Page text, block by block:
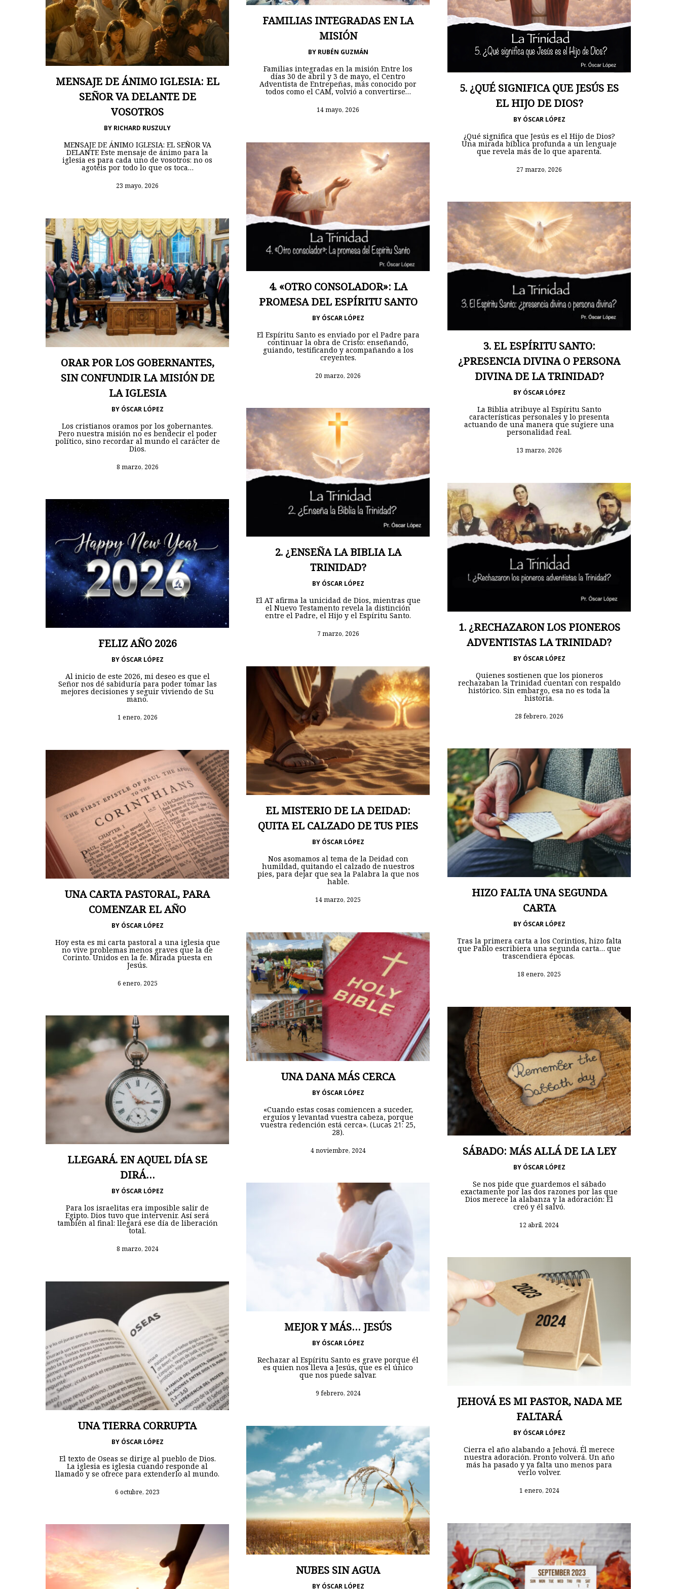
MENSAJE DE ÁNIMO IGLESIA: EL
SEÑOR VA DELANTE DE
VOSOTROS
BY RICHARD RUSZULY
MENSAJE DE ÁNIMO IGLESIA: EL SEÑOR VA
DELANTE Este mensaje de ánimo para la
iglesia es para cada uno de vosotros: no os
agotéis por todo lo que os toca…
23 mayo, 2026
FAMILIAS INTEGRADAS EN LA
MISIÓN
BY RUBÉN GUZMÁN
Familias integradas en la misión Entre los
días 30 de abril y 3 de mayo, el Centro
Adventista de Entrepeñas, más conocido por
todos como el CAM, volvió a convertirse…
14 mayo, 2026
5. ¿QUÉ SIGNIFICA QUE JESÚS ES
EL HIJO DE DIOS?
BY ÓSCAR LÓPEZ
¿Qué significa que Jesús es el Hijo de Dios?
Una mirada bíblica profunda a un lenguaje
que revela más de lo que aparenta.
27 marzo, 2026
4. «OTRO CONSOLADOR»: LA
PROMESA DEL ESPÍRITU SANTO
BY ÓSCAR LÓPEZ
El Espíritu Santo es enviado por el Padre para
continuar la obra de Cristo: enseñando,
guiando, testificando y acompañando a los
creyentes.
20 marzo, 2026
3. EL ESPÍRITU SANTO:
¿PRESENCIA DIVINA O PERSONA
DIVINA DE LA TRINIDAD?
BY ÓSCAR LÓPEZ
La Biblia atribuye al Espíritu Santo
características personales y lo presenta
actuando de una manera que sugiere una
personalidad real.
13 marzo, 2026
ORAR POR LOS GOBERNANTES,
SIN CONFUNDIR LA MISIÓN DE
LA IGLESIA
BY ÓSCAR LÓPEZ
Los cristianos oramos por los gobernantes.
Pero nuestra misión no es bendecir el poder
político, sino recordar al mundo el carácter de
Dios.
8 marzo, 2026
2. ¿ENSEÑA LA BIBLIA LA
TRINIDAD?
BY ÓSCAR LÓPEZ
El AT afirma la unicidad de Dios, mientras que
el Nuevo Testamento revela la distinción
entre el Padre, el Hijo y el Espíritu Santo.
7 marzo, 2026
1. ¿RECHAZARON LOS PIONEROS
ADVENTISTAS LA TRINIDAD?
BY ÓSCAR LÓPEZ
Quienes sostienen que los pioneros
rechazaban la Trinidad cuentan con respaldo
histórico. Sin embargo, esa no es toda la
historia.
28 febrero, 2026
FELIZ AÑO 2026
BY ÓSCAR LÓPEZ
Al inicio de este 2026, mi deseo es que el
Señor nos dé sabiduría para poder tomar las
mejores decisiones y seguir viviendo de Su
mano.
1 enero, 2026
EL MISTERIO DE LA DEIDAD:
QUITA EL CALZADO DE TUS PIES
BY ÓSCAR LÓPEZ
Nos asomamos al tema de la Deidad con
humildad, quitando el calzado de nuestros
pies, para dejar que sea la Palabra la que nos
hable.
14 marzo, 2025
HIZO FALTA UNA SEGUNDA
CARTA
BY ÓSCAR LÓPEZ
Tras la primera carta a los Corintios, hizo falta
que Pablo escribiera una segunda carta… que
trascendiera épocas.
18 enero, 2025
UNA CARTA PASTORAL, PARA
COMENZAR EL AÑO
BY ÓSCAR LÓPEZ
Hoy esta es mi carta pastoral a una iglesia que
no vive problemas menos graves que la de
Corinto. Unidos en la fe. Mirada puesta en
Jesús.
6 enero, 2025
UNA DANA MÁS CERCA
BY ÓSCAR LÓPEZ
«Cuando estas cosas comiencen a suceder,
erguíos y levantad vuestra cabeza, porque
vuestra redención está cerca». (Lucas 21: 25,
28).
4 noviembre, 2024 SÁBADO: MÁS ALLÁ DE LA LEY
BY ÓSCAR LÓPEZ
Se nos pide que guardemos el sábado
exactamente por las dos razones por las que
Dios merece la alabanza y la adoración: Él
creó y él salvó.
12 abril, 2024
LLEGARÁ. EN AQUEL DÍA SE
DIRÁ…
BY ÓSCAR LÓPEZ
Para los israelitas era imposible salir de
Egipto. Dios tuvo que intervenir. Así será
también al final: llegará ese día de liberación
total.
8 marzo, 2024
MEJOR Y MÁS… JESÚS
BY ÓSCAR LÓPEZ
Rechazar al Espíritu Santo es grave porque él
es quien nos lleva a Jesús, que es el único
que nos puede salvar.
9 febrero, 2024
JEHOVÁ ES MI PASTOR, NADA ME
FALTARÁ
BY ÓSCAR LÓPEZ
Cierra el año alabando a Jehová. Él merece
nuestra adoración. Pronto volverá. Un año
más ha pasado y ya falta uno menos para
verlo volver.
1 enero, 2024
UNA TIERRA CORRUPTA
BY ÓSCAR LÓPEZ
El texto de Oseas se dirige al pueblo de Dios.
La iglesia es iglesia cuando responde al
llamado y se ofrece para extenderlo al mundo.
6 octubre, 2023
NUBES SIN AGUA
BY ÓSCAR LÓPEZ